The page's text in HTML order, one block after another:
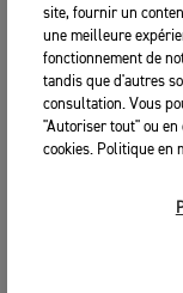
site, fournir un
une meilleure
fonctionnement de
tandis que d'autres
consultation. Vous
"Autoriser tout" ou
cookies. Politique en